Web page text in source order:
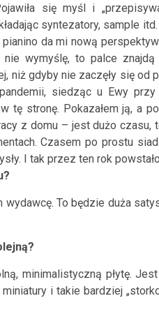
się myśl i
syntezatory, sample
da mi nową
wymyślę, to palce
niż gdyby nie zaczęły się od
siedząc u Ewy przy
tę stronę. Pokazałem ją, a
z domu – jest dużo czasu,
Czasem po prostu
I tak przez ten rok
wydawcę. To będzie duża
minimalistyczną płytę.
i takie bardziej